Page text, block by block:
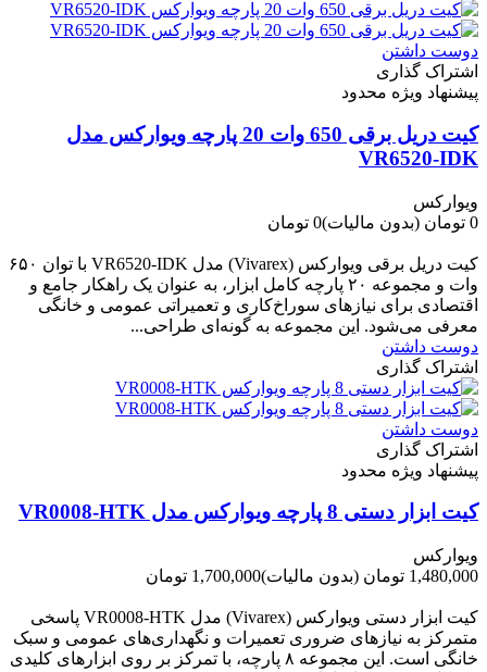
دوست داشتن
اشتراک گذاری
پیشنهاد ویژه محدود
کیت دریل برقی 650 وات 20 پارچه ویوارکس مدل
VR6520-IDK
ویوارکس
0 تومان
(بدون مالیات)0 تومان
کیت دریل برقی ویوارکس (Vivarex) مدل VR6520-IDK با توان ۶۵۰
وات و مجموعه ۲۰ پارچه کامل ابزار، به عنوان یک راهکار جامع و
اقتصادی برای نیازهای سوراخ‌کاری و تعمیراتی عمومی و خانگی
معرفی می‌شود. این مجموعه به گونه‌ای طراحی...
دوست داشتن
اشتراک گذاری
دوست داشتن
اشتراک گذاری
پیشنهاد ویژه محدود
کیت ابزار دستی 8 پارچه ویوارکس مدل VR0008-HTK
ویوارکس
1,480,000 تومان
(بدون مالیات)1,700,000 تومان
کیت ابزار دستی ویوارکس (Vivarex) مدل VR0008-HTK پاسخی
متمرکز به نیازهای ضروری تعمیرات و نگهداری‌های عمومی و سبک
خانگی است. این مجموعه ۸ پارچه، با تمرکز بر روی ابزارهای کلیدی